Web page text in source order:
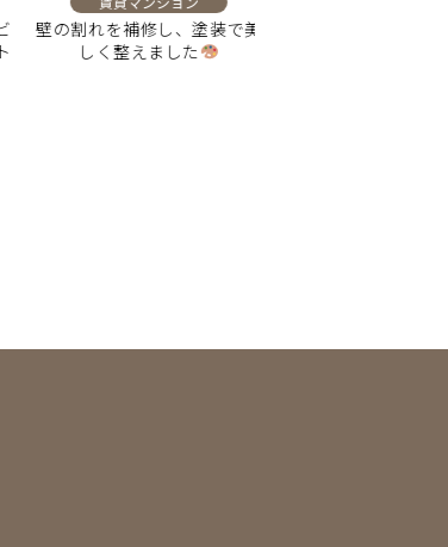
壁の割れを補修し、塗装で美
しく整えました